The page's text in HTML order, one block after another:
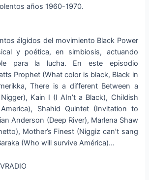
años 1960-1970.
álgidos del movimiento Black Power
y poética, en simbiosis, actuando
para la lucha. En este episodio
Prophet (What color is black, Black in
There is a different Between a
Kain I (I AIn’t a Black), Childish
Shahid Quintet (Invitation to
Anderson (Deep River), Marlena Shaw
Mother’s Finest (Niggiz can’t sang
(Who will survive América)…